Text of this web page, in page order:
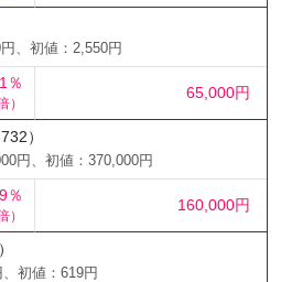
、初値：2,550円
％
）
65,000円
）
円、初値：370,000円
％
）
160,000円
初値：619円